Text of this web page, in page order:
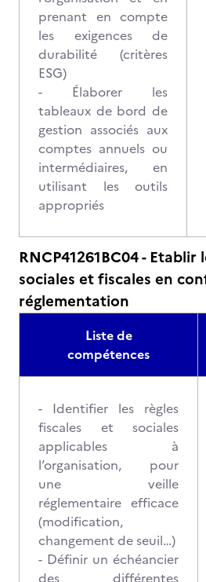
prenant en compte
les exigences de
durabilité (critères
ESG)
- Élaborer les
tableaux de bord de
gestion associés aux
comptes annuels ou
intermédiaires, en
utilisant les outils
appropriés
RNCP41261BC04 -
sociales et fiscales en
réglementation
Liste de
compétences
- Identifier les règles
fiscales et sociales
applicables à
l’organisation, pour
une veille
réglementaire efficace
(modification,
changement de seuil…)
- Définir un échéancier
des différentes